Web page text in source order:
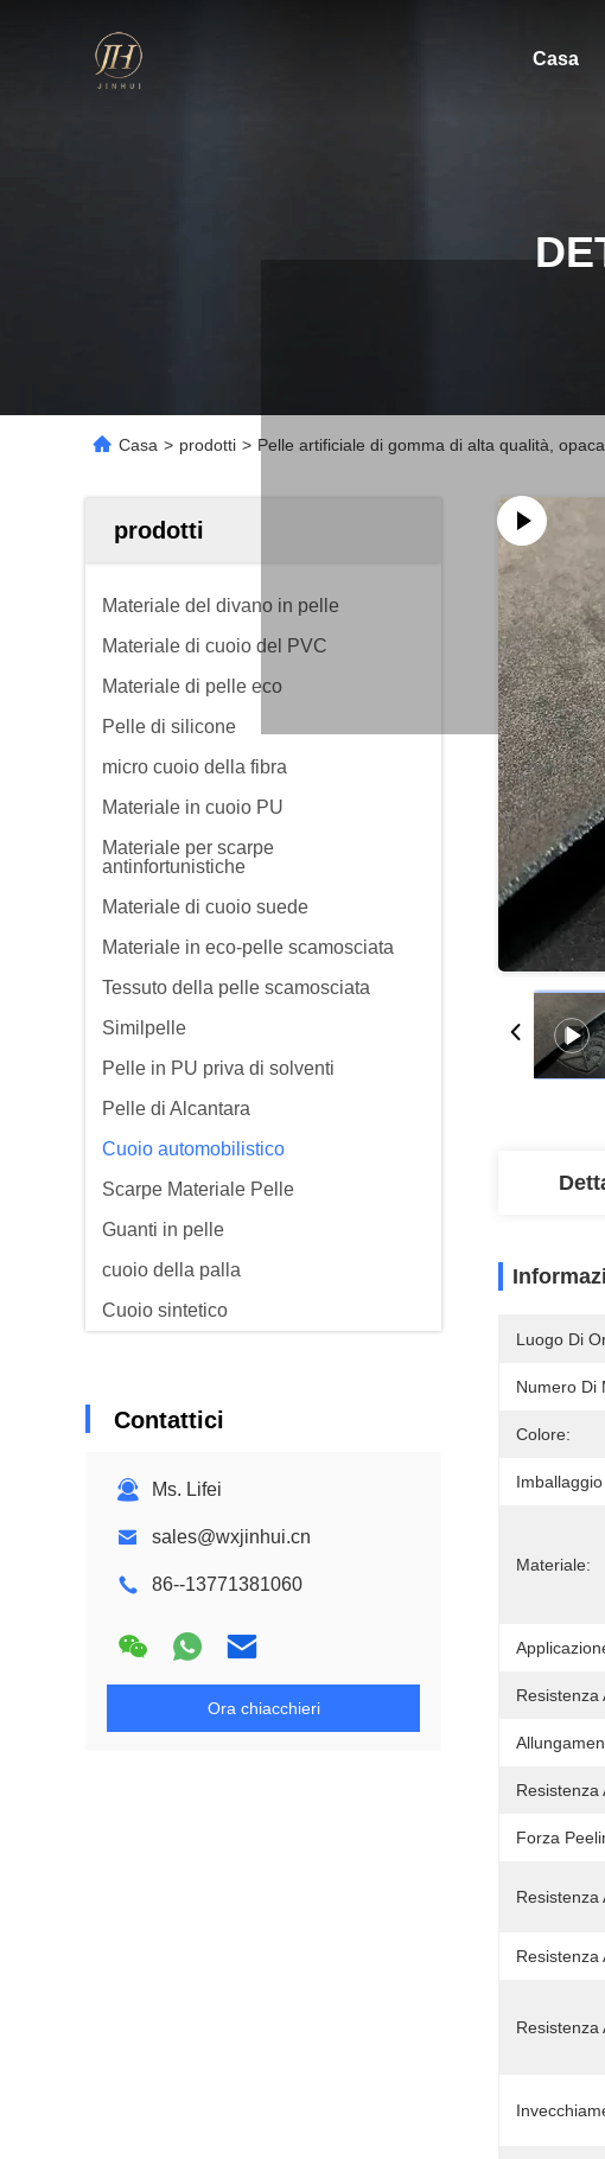
Casa
Casa > prodotti > Pelle artificiale di gomma di alta qualità,
prodotti
Materiale del divano in pelle
Materiale di cuoio del PVC
Materiale di pelle eco
Pelle di silicone
micro cuoio della fibra
Materiale in cuoio PU
Materiale per scarpe
antinfortunistiche
Materiale di cuoio suede
Materiale in eco-pelle scamosciata
Tessuto della pelle scamosciata
Similpelle
Pelle in PU priva di solventi
Pelle di Alcantara
Cuoio automobilistico
Scarpe Materiale Pelle
Guanti in pelle
cuoio della palla
Cuoio sintetico
Contattici
Ms. Lifei
sales@wxjinhui.cn
86--13771381060
Ora chiacchieri
Luogo Di
Numero Di
Colore:
Materiale:
Resistenza
Resistenza
Forza
Resistenza
Resistenza
Resistenza